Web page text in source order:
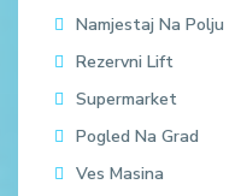
Namjestaj Na Polju
Rezervni Lift
Supermarket
Pogled Na Grad
Ves Masina